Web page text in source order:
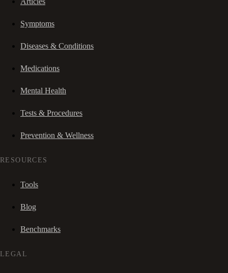
Symptoms
Diseases & Conditions
Medications
Mental Health
Tests & Procedures
Prevention & Wellness
RESOURCES
Tools
Blog
Benchmarks
LEGAL